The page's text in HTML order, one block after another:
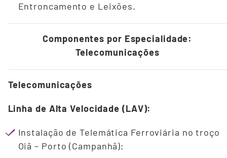
Entroncamento e Leixões.
Componentes por Especialidade:
Telecomunicações
Telecomunicações
Linha de Alta Velocidade (LAV):
Instalação de Telemática Ferroviária no troço
Oiã – Porto (Campanhã);